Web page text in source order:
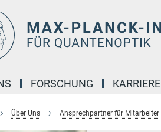
FORSCHUNG KARRIERE
Über Uns Ansprechpartner für Mitarbeiter